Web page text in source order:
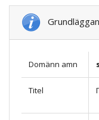
Domänn amn
Titel